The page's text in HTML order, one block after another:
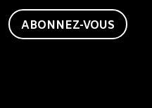
vous aussi un ami de
Jack.ABONNEZ-VOUS